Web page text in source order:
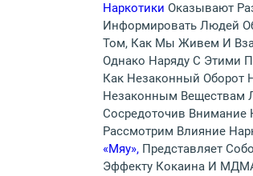
Наркотики Оказывают
Информировать Людей
Том, Как Мы Живем И
Однако Наряду С Этими
Как Незаконный Оборот
Незаконным Веществам
Сосредоточив Внимание
Рассмотрим Влияние
«мяу», Представляет
Эффекту Кокаина И